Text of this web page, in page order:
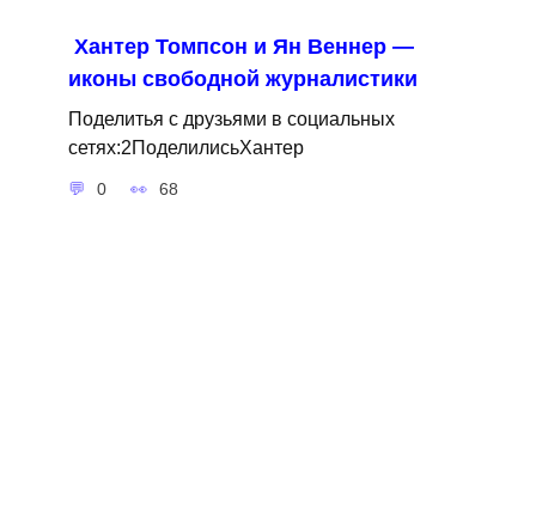
Хантер Томпсон и Ян Веннер —
иконы свободной журналистики
Поделитья с друзьями в социальных
сетях:2ПоделилисьХантер
0 68